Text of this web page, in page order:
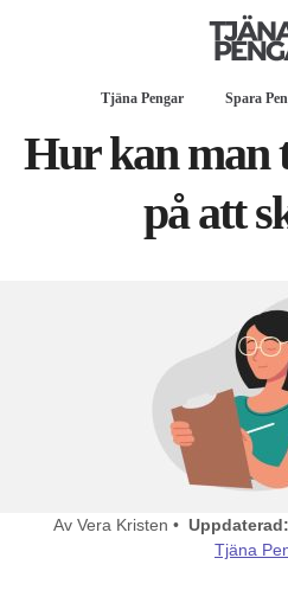
Tjäna Pengar Spara
Hur kan man
på att
Av Vera Kristen • Uppdaterad:
Tjäna